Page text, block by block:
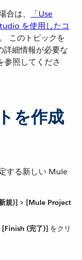
は、​
「Use
を使用したコ
このトピックを
詳細情報が必要な
参照してくださ
を作成
する新しい Mule
規)] > [Mule Project
[Finish (完了)] ​ をクリ